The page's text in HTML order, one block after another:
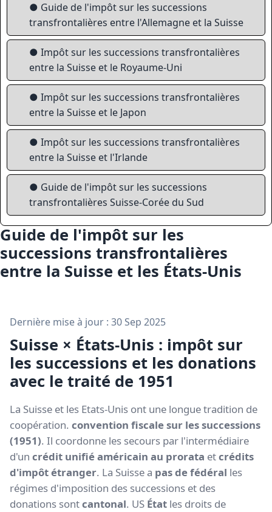
● Guide de l'impôt sur les successions
transfrontalières entre l'Allemagne et la Suisse
● Impôt sur les successions transfrontalières
entre la Suisse et le Royaume-Uni
● Impôt sur les successions transfrontalières
entre la Suisse et le Japon
● Impôt sur les successions transfrontalières
entre la Suisse et l'Irlande
● Guide de l'impôt sur les successions
transfrontalières Suisse-Corée du Sud
Guide de l'impôt sur les
successions transfrontalières
entre la Suisse et les États-Unis
Dernière mise à jour : 30 Sep 2025
Suisse × États-Unis : impôt sur
les successions et les donations
avec le traité de 1951
La Suisse et les Etats-Unis ont une longue tradition de
coopération. convention fiscale sur les successions
(1951). Il coordonne les secours par l'intermédiaire
d'un crédit unifié américain au prorata etcrédits
d'impôt étranger. La Suisse a pas de fédéral les
régimes d'imposition des successions et des
donations sontcantonal. US État les droits de